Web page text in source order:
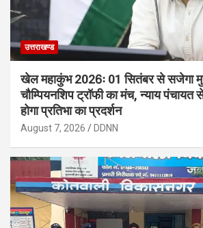
उत्तराखण्ड
खेल महाकुंभ 2026ः 01 सितंबर से सजेगा
चौम्पियनशिप ट्रॉफी का मंच, न्याय पंचायत
होगा प्रतिभा का प्रदर्शन
August 7, 2026 DDNN